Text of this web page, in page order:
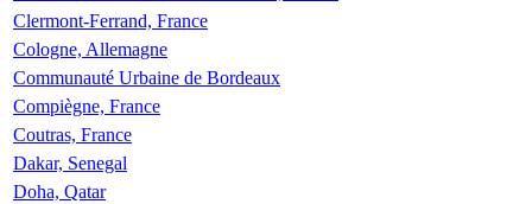
Clermont-Ferrand, France
Cologne, Allemagne
Communauté Urbaine de Bordeaux
Compiègne, France
Coutras, France
Dakar, Senegal
Doha, Qatar